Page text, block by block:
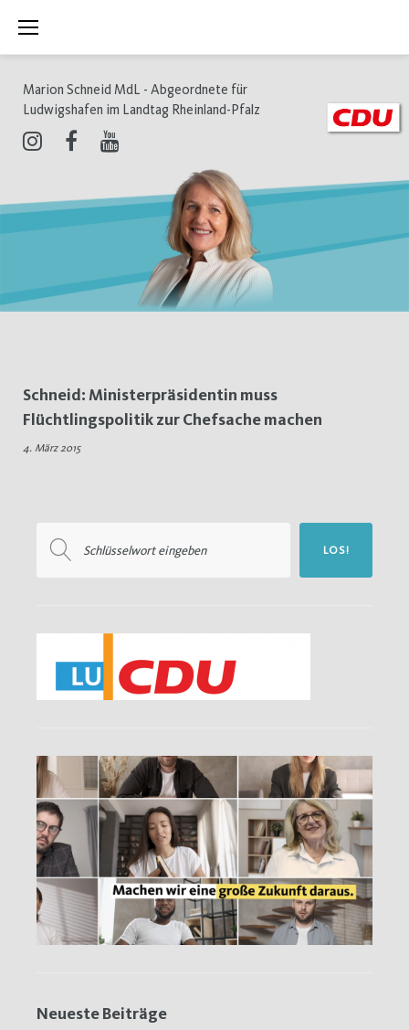
Inhalt
Marion Schneid MdL - Abgeordnete für
Ludwigshafen im Landtag Rheinland-Pfalz
Schlagwort:
Chefsache
Schneid: Ministerpräsidentin muss
Flüchtlingspolitik zur Chefsache machen
4. März 2015
nach:
LOS!
Neueste Beiträge